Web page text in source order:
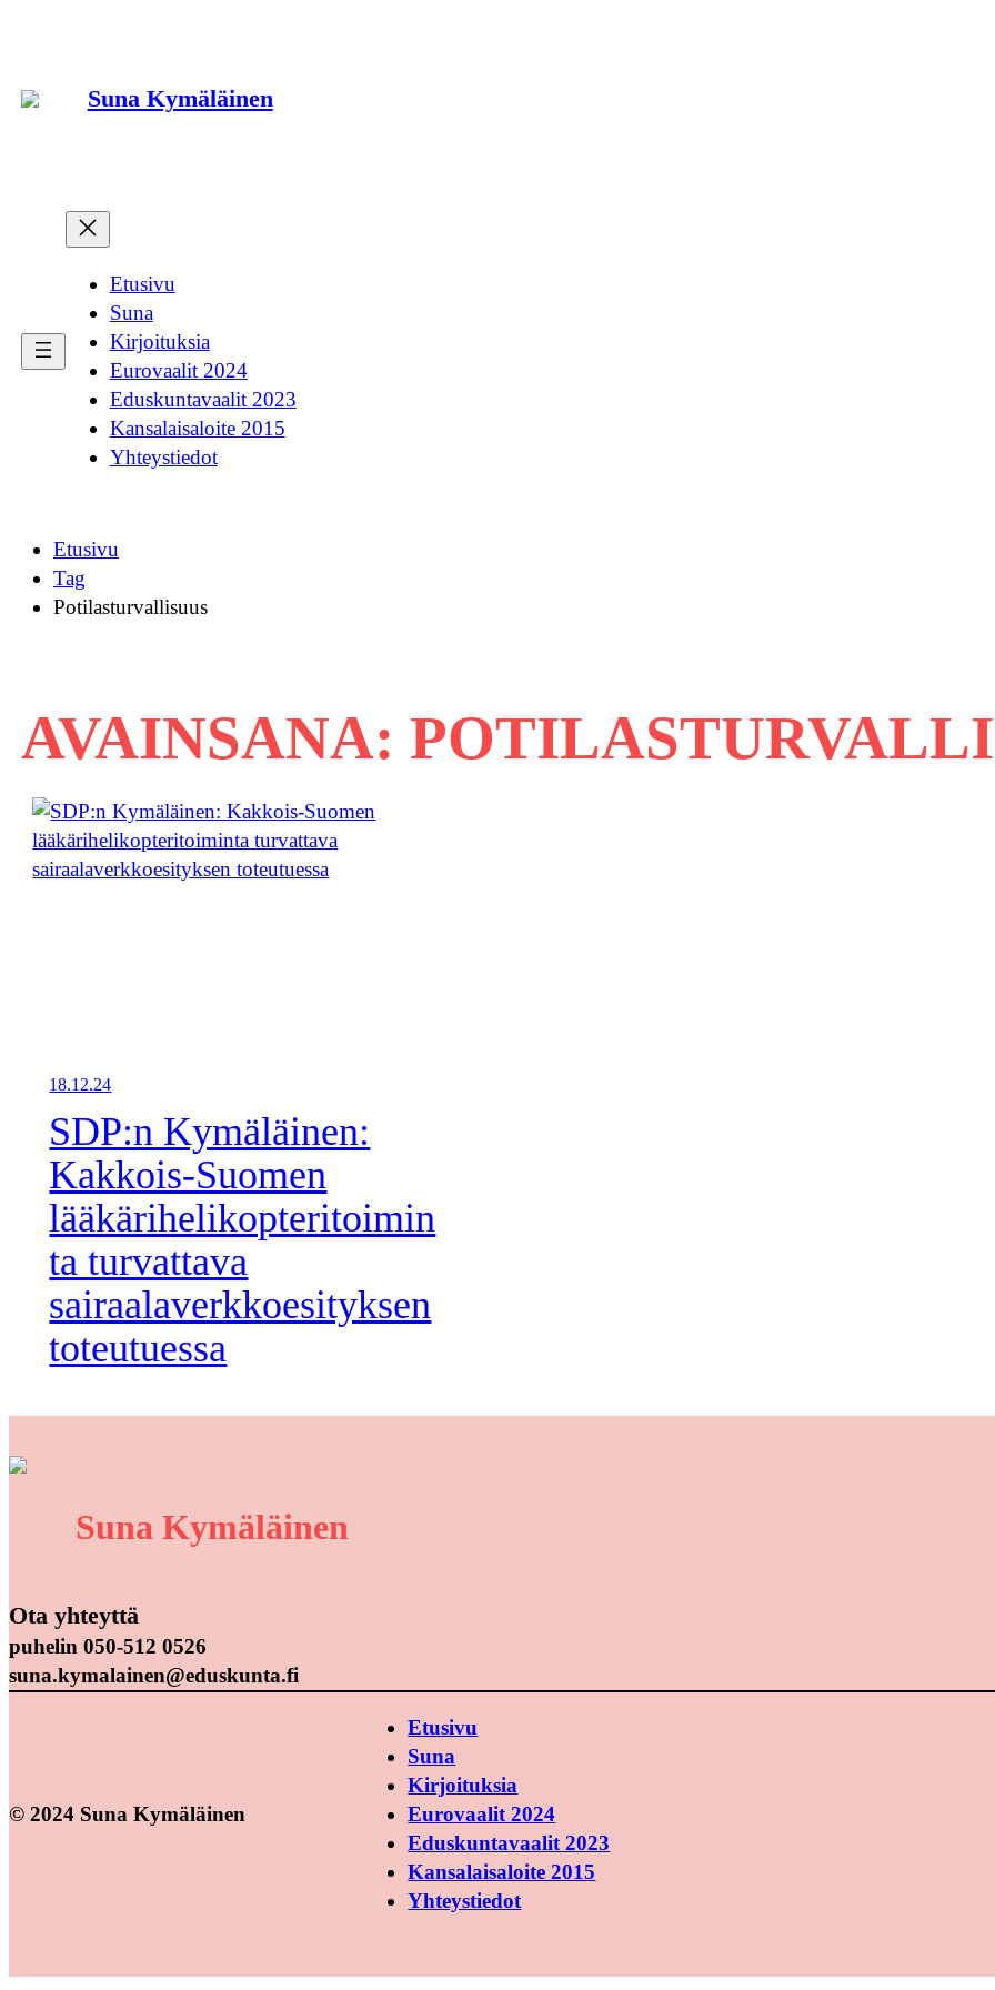
Suna Kymäläinen
Etusivu
Suna
Kirjoituksia
Eurovaalit 2024
Eduskuntavaalit 2023
Kansalaisaloite 2015
Yhteystiedot
Etusivu
Tag
Potilasturvallisuus
AVAINSANA:
18.12.24
SDP:n Kymäläinen:
Kakkois-Suomen
lääkärihelikopteritoimin
ta turvattava
sairaalaverkkoesityksen
toteutuessa
Suna Kymäläinen
Ota yhteyttä
puhelin 050-512 0526
suna.kymalainen@eduskunta.fi
© 2024 Suna Kymäläinen
Etusivu
Suna
Kirjoituksia
Eurovaalit 2024
Eduskuntavaalit 2023
Kansalaisaloite 2015
Yhteystiedot